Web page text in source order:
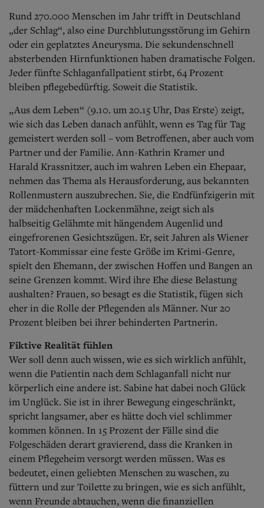
Rund 270.000 Menschen im Jahr trifft in Deutschland
„der Schlag“, also eine Durchblutungsstörung im Gehirn
oder ein geplatztes Aneurysma. Die sekundenschnell
absterbenden Hirnfunktionen haben dramatische Folgen.
Jeder fünfte Schlaganfallpatient stirbt, 64 Prozent
bleiben pflegebedürftig. Soweit die Statistik.
„Aus dem Leben“ (9.10. um 20.15 Uhr, Das Erste) zeigt,
wie sich das Leben danach anfühlt, wenn es Tag für Tag
gemeistert werden soll – vom Betroffenen, aber auch vom
Partner und der Familie. Ann-Kathrin Kramer und
Harald Krassnitzer, auch im wahren Leben ein Ehepaar,
nehmen das Thema als Herausforderung, aus bekannten
Rollenmustern auszubrechen. Sie, die Endfünfzigerin mit
der mädchenhaften Lockenmähne, zeigt sich als
halbseitig Gelähmte mit hängendem Augenlid und
eingefrorenen Gesichtszügen. Er, seit Jahren als Wiener
Tatort-Kommissar eine feste Größe im Krimi-Genre,
spielt den Ehemann, der zwischen Hoffen und Bangen an
seine Grenzen kommt. Wird ihre Ehe diese Belastung
aushalten? Frauen, so besagt es die Statistik, fügen sich
eher in die Rolle der Pflegenden als Männer. Nur 20
Prozent bleiben bei ihrer behinderten Partnerin.
Fiktive Realität fühlen
Wer soll denn auch wissen, wie es sich wirklich anfühlt,
wenn die Patientin nach dem Schlaganfall nicht nur
körperlich eine andere ist. Sabine hat dabei noch Glück
im Unglück. Sie ist in ihrer Bewegung eingeschränkt,
spricht langsamer, aber es hätte doch viel schlimmer
kommen können. In 15 Prozent der Fälle sind die
Folgeschäden derart gravierend, dass die Kranken in
einem Pflegeheim versorgt werden müssen. Was es
bedeutet, einen geliebten Menschen zu waschen, zu
füttern und zur Toilette zu bringen, wie es sich anfühlt,
wenn Freunde abtauchen, wenn die finanziellen